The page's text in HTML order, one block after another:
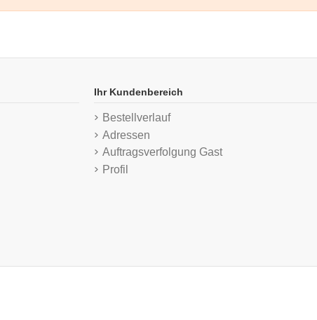
Ihr Kundenbereich
Bestellverlauf
Adressen
Auftragsverfolgung Gast
Profil